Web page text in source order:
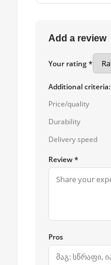
Add a review
Your rating *
Additional criteria:
Price/quality
Durability
Delivery speed
Review *
Pros